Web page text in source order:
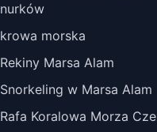
nurków
krowa morska
Rekiny Marsa Alam
Snorkeling w Marsa Alam
Rafa Koralowa Morza